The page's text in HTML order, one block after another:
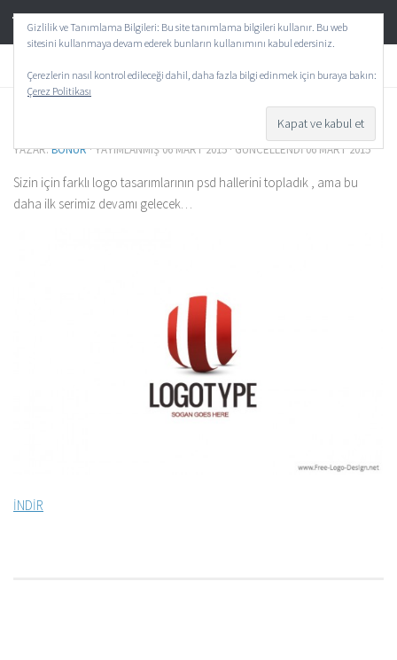
Skip to content
TeknoAktif
YAZAR:BONUR· YAYIMLANMIŞ06 MART 2015· GÜNCELLENDI06 MART 2015
Sizin için farklı logo tasarımlarının psd hallerini topladık , ama bu
daha ilk serimiz devamı gelecek…
İNDİR
Gizlilik ve Tanımlama Bilgileri: Bu site tanımlama bilgileri kullanır. Bu web
sitesini kullanmaya devam ederek bunların kullanımını kabul edersiniz.
Çerezlerin nasıl kontrol edileceği dahil, daha fazla bilgi edinmek için buraya bakın:
Çerez Politikası